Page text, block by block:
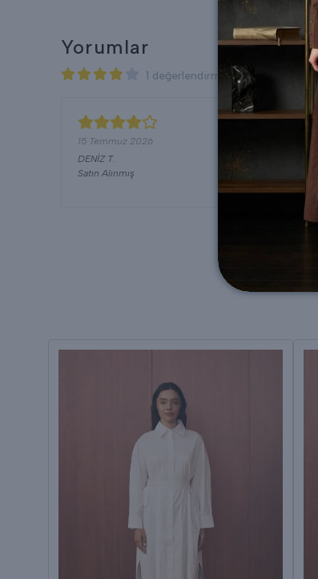
Yorumlar
1 değerlendirmeye göre
15 Temmuz 2026
DENİZ T.
Satın Alınmış